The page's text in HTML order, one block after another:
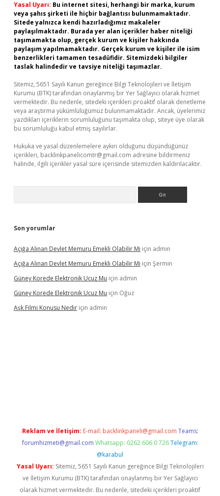
Yasal Uyarı: Bu internet sitesi, herhangi bir marka, kurum
veya şahıs şirketi ile hiçbir bağlantısı bulunmamaktadır.
Sitede yalnızca kendi hazırladığımız makaleler
paylaşılmaktadır. Burada yer alan içerikler haber niteliği
taşımamakta olup, gerçek kurum ve kişiler hakkında
paylaşım yapılmamaktadır. Gerçek kurum ve kişiler ile isim
benzerlikleri tamamen tesadüfidir. Sitemizdeki bilgiler
taslak halindedir ve tavsiye niteliği taşımazlar.
Sitemiz, 5651 Sayılı Kanun gereğince Bilgi Teknolojileri ve İletişim
Kurumu (BTK) tarafından onaylanmış bir Yer Sağlayıcı olarak hizmet
vermektedir. Bu nedenle, sitedeki içerikleri proaktif olarak denetleme
veya araştırma yükümlülüğümüz bulunmamaktadır. Ancak, üyelerimiz
yazdıkları içeriklerin sorumluluğunu taşımakta olup, siteye üye olarak
bu sorumluluğu kabul etmiş sayılırlar.
Hukuka ve yasal düzenlemelere aykırı olduğunu düşündüğünüz
içerikleri, backlinkpanelicomtr@gmail.com adresine bildirmeniz
halinde, ilgili içerikler yasal süre içerisinde sitemizden kaldırılacaktır.
Son yorumlar
Açığa Alınan Devlet Memuru Emekli Olabilir Mi için admin
Açığa Alınan Devlet Memuru Emekli Olabilir Mi için Şermin
Güney Korede Elektronik Ucuz Mu için admin
Güney Korede Elektronik Ucuz Mu için Oğuz
Aşk Filmi Konusu Nedir için admin
Reklam ve İletişim: E-mail: backlinkpaneli@gmail.com Teams:
forumhizmeti@gmail.com Whatsapp: 0262 606 0 726 Telegram:
@karabul
Yasal Uyarı: Sitemiz, 5651 Sayılı Kanun gereğince Bilgi Teknolojileri
ve İletişim Kurumu (BTK) tarafından onaylanmış bir Yer Sağlayıcı
olarak hizmet vermektedir. Bu nedenle, sitedeki içerikleri proaktif